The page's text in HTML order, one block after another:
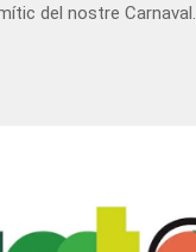
del nostre Carnaval.